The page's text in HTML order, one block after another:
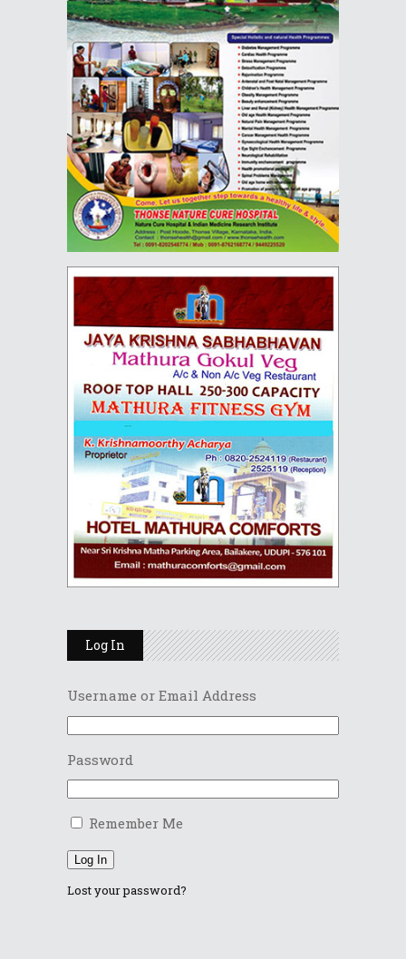
Log In
Username or Email Address
Password
Remember Me
Log In
Lost your password?